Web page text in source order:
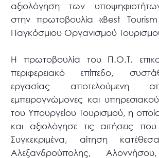
αξιολόγηση των
στην πρωτοβουλία «Best
Παγκόσμιου Οργανισμού
Η πρωτοβουλία του Π.Ο.Τ.
περιφερειακό επίπεδο,
εργασίας αποτελούμενη
εμπειρογνώμονες και
του Υπουργείου Τουρισμού, η
και αξιολόγησε τις αιτήσεις
Συγκεκριμένα, αίτηση
Αλεξανδρούπολης,